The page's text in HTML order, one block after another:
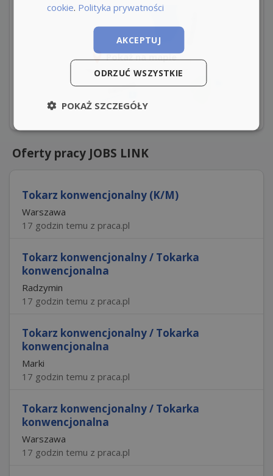
Pokaż na mapie
Oferty pracy JOBS LINK
Tokarz konwencjonalny (K/M)
Warszawa
17 godzin temu z praca.pl
Tokarz konwencjonalny / Tokarka
konwencjonalna
Radzymin
17 godzin temu z praca.pl
Tokarz konwencjonalny / Tokarka
konwencjonalna
Marki
17 godzin temu z praca.pl
Tokarz konwencjonalny / Tokarka
konwencjonalna
Warszawa
17 godzin temu z praca.pl
cookie. Polityka prywatności
AKCEPTUJ
ODRZUĆ WSZYSTKIE
POKAŻ SZCZEGÓŁY